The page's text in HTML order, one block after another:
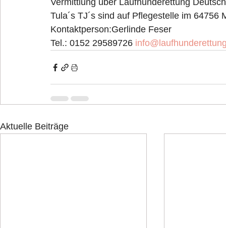
Vermittlung über Laufhunderettung
Tula´s TJ´s sind auf Pflegestelle im 64756
Kontaktperson:Gerlinde Feser
Tel.: 0152 29589726
Aktuelle Beiträge